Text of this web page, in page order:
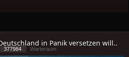
in Panik versetzen will..
377984
Warteraum